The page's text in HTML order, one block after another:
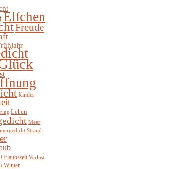
Elfchen
Freude
Kinder
Leben
Meer
Strand
Urlaubszeit Verlust
Winter